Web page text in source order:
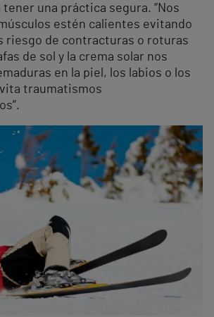
una práctica segura. “Nos
estén calientes evitando
riesgo de contracturas o roturas
de sol y la crema solar nos
en la piel, los labios o los
traumatismos